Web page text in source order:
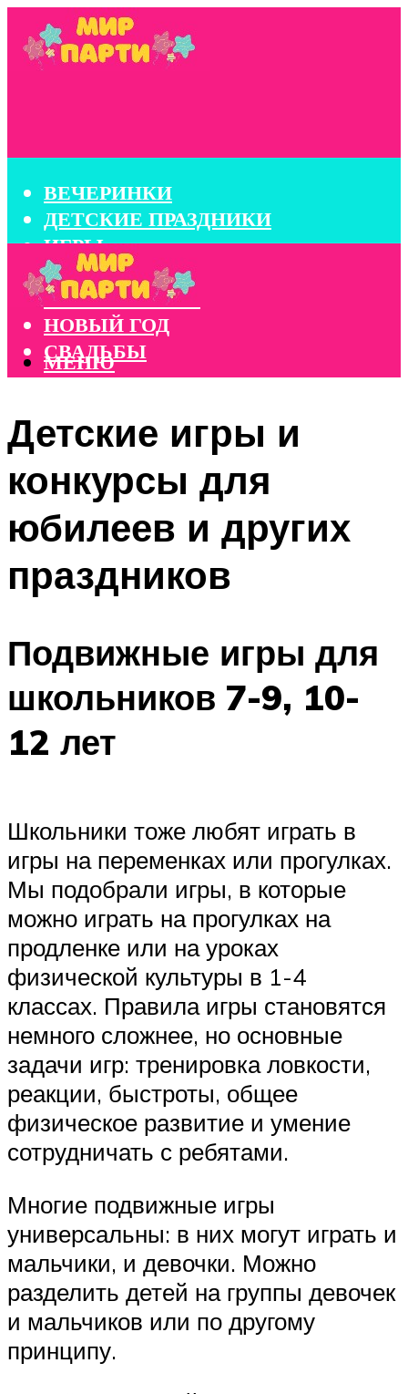
ВЕЧЕРИНКИ
ДЕТСКИЕ ПРАЗДНИКИ
ИГРЫ
КОНКУРСЫ
КОРПОРАТИВЫ
НОВЫЙ ГОД
СВАДЬБЫ
МЕНЮ
Детские игры и
конкурсы для
юбилеев и других
праздников
Подвижные игры для
школьников 7-9, 10-
12 лет
Школьники тоже любят играть в
игры на переменках или прогулках.
Мы подобрали игры, в которые
можно играть на прогулках на
продленке или на уроках
физической культуры в 1-4
классах. Правила игры становятся
немного сложнее, но основные
задачи игр: тренировка ловкости,
реакции, быстроты, общее
физическое развитие и умение
сотрудничать с ребятами.
Многие подвижные игры
универсальны: в них могут играть и
мальчики, и девочки. Можно
разделить детей на группы девочек
и мальчиков или по другому
принципу.